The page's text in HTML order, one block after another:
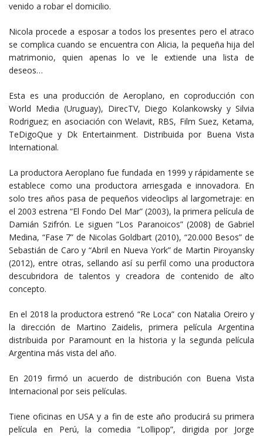
venido a robar el domicilio.
Nicola procede a esposar a todos los presentes pero el atraco
se complica cuando se encuentra con Alicia, la pequeña hija del
matrimonio, quien apenas lo ve le extiende una lista de
deseos…
Esta es una producción de Aeroplano, en coproducción con
World Media (Uruguay), DirecTV, Diego Kolankowsky y Silvia
Rodriguez; en asociación con Welavit, RBS, Film Suez, Ketama,
TeDigoQue y Dk Entertainment. Distribuida por Buena Vista
International.
La productora Aeroplano fue fundada en 1999 y rápidamente se
establece como una productora arriesgada e innovadora. En
solo tres años pasa de pequeños videoclips al largometraje: en
el 2003 estrena “El Fondo Del Mar” (2003), la primera película de
Damián Szifrón. Le siguen “Los Paranoicos” (2008) de Gabriel
Medina, “Fase 7” de Nicolas Goldbart (2010), “20.000 Besos” de
Sebastián de Caro y “Abril en Nueva York” de Martin Piroyansky
(2012), entre otras, sellando así su perfil como una productora
descubridora de talentos y creadora de contenido de alto
concepto.
En el 2018 la productora estrenó “Re Loca” con Natalia Oreiro y
la dirección de Martino Zaidelis, primera película Argentina
distribuida por Paramount en la historia y la segunda película
Argentina más vista del año.
En 2019 firmó un acuerdo de distribución con Buena Vista
Internacional por seis películas.
Tiene oficinas en USA y a fin de este año producirá su primera
película en Perú, la comedia “Lollipop”, dirigida por Jorge